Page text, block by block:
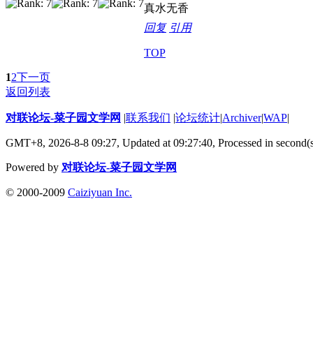
真水无香
回复 引用
TOP
12下一页
返回列表
对联论坛-菜子园文学网 |联系我们 |论坛统计|Archiver|WAP|
GMT+8, 2026-8-8 09:27, Updated at 09:27:40, Processed in
Powered by 对联论坛-菜子园文学网
© 2000-2009 Caiziyuan Inc.